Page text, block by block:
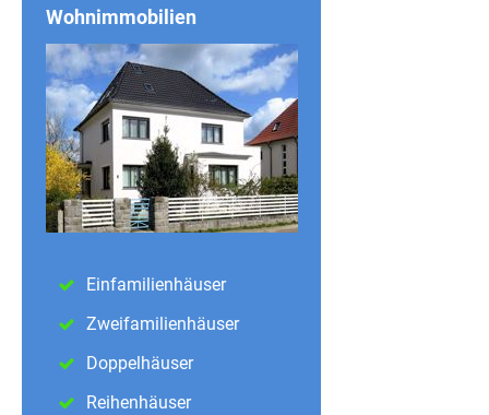
Wohnimmobilien
Einfamilienhäuser
Zweifamilienhäuser
Doppelhäuser
Reihenhäuser